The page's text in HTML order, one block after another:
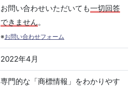
お問い合わせいただいても一切回答
できません。
※お問い合わせフォーム
2022年4月
専門的な「商標情報」をわかりやす